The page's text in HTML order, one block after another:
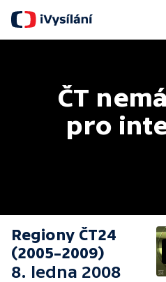
ČT
pro
Regiony ČT24
(2005–2009)
8. ledna 2008